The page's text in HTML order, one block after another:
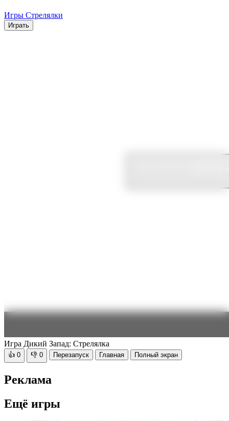
Игры Стрелялки
Играть
Игра Дикий Запад: Стрелялка
👍 0 👎 0 Перезапуск Главная Полный экран
Реклама
Ещё игры